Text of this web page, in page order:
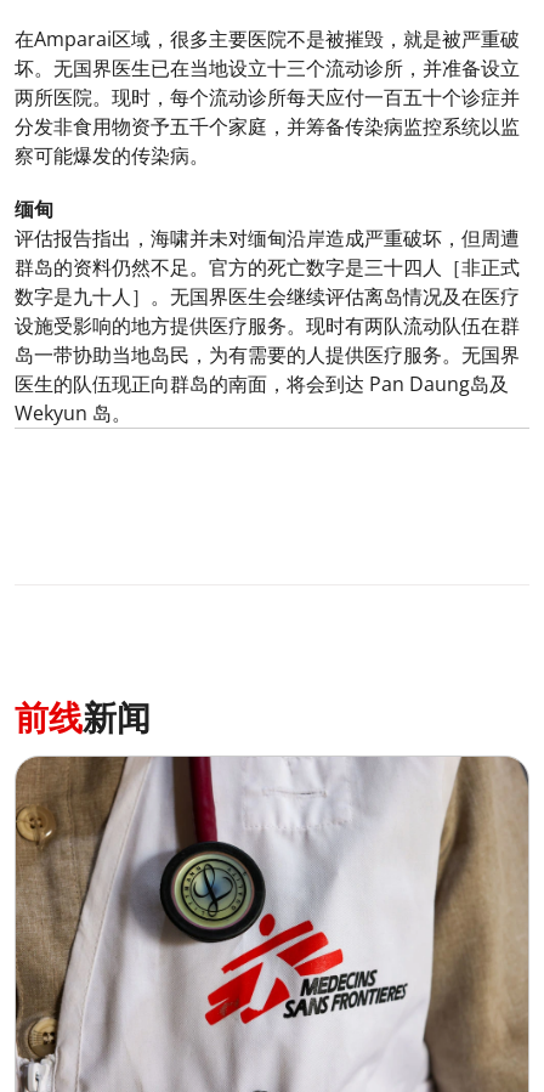
在Amparai区域，很多主要医院不是被摧毁，就是被严重破
坏。无国界医生已在当地设立十三个流动诊所，并准备设立
两所医院。现时，每个流动诊所每天应付一百五十个诊症并
分发非食用物资予五千个家庭，并筹备传染病监控系统以监
察可能爆发的传染病。
缅甸
评估报告指出，海啸并未对缅甸沿岸造成严重破坏，但周遭
群岛的资料仍然不足。官方的死亡数字是三十四人［非正式
数字是九十人］。无国界医生会继续评估离岛情况及在医疗
设施受影响的地方提供医疗服务。现时有两队流动队伍在群
岛一带协助当地岛民，为有需要的人提供医疗服务。无国界
医生的队伍现正向群岛的南面，将会到达 Pan Daung岛及
Wekyun 岛。
前线新闻